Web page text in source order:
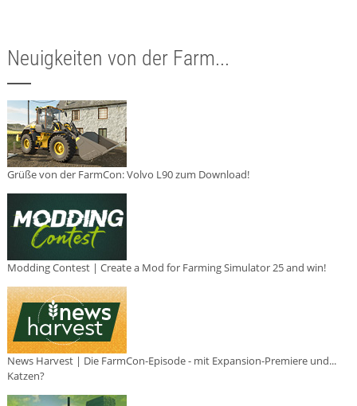
Neuigkeiten von der Farm...
Grüße von der FarmCon: Volvo L90 zum Download!
Modding Contest | Create a Mod for Farming Simulator 25 and win!
News Harvest | Die FarmCon-Episode - mit Expansion-Premiere und...
Katzen?